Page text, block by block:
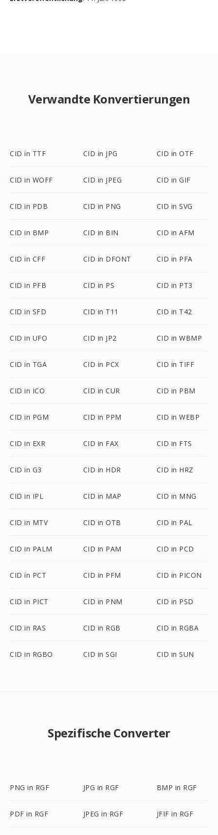
Verwandte Konvertierungen
CID in TTF CID in JPG CID in OTF
CID in WOFF CID in JPEG CID in GIF
CID in PDB CID in PNG CID in SVG
CID in BMP CID in BIN CID in AFM
CID in CFF CID in DFONT CID in PFA
CID in PFB CID in PS CID in PT3
CID in SFD CID in T11 CID in T42
CID in UFO CID in JP2 CID in WBMP
CID in TGA CID in PCX CID in TIFF
CID in ICO CID in CUR CID in PBM
CID in PGM CID in PPM CID in WEBP
CID in EXR CID in FAX CID in FTS
CID in G3 CID in HDR CID in HRZ
CID in IPL CID in MAP CID in MNG
CID in MTV CID in OTB CID in PAL
CID in PALM CID in PAM CID in PCD
CID in PCT CID in PFM CID in PICON
CID in PICT CID in PNM CID in PSD
CID in RAS CID in RGB CID in RGBA
CID in RGBO CID in SGI CID in SUN
Spezifische Converter
PNG in RGF JPG in RGF BMP in RGF
PDF in RGF JPEG in RGF JFIF in RGF